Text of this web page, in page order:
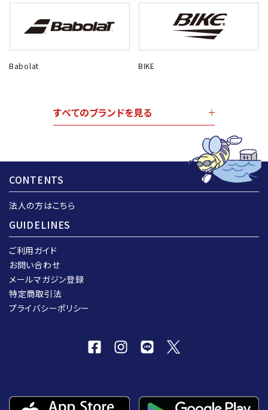
Babolat BIKE
すべてのブランドを見る
CONTENTS
法人の方はこちら
GUIDELINES
ご利用ガイド
お問い合わせ
メールマガジン登録
特定商取引法
プライバシーポリシー